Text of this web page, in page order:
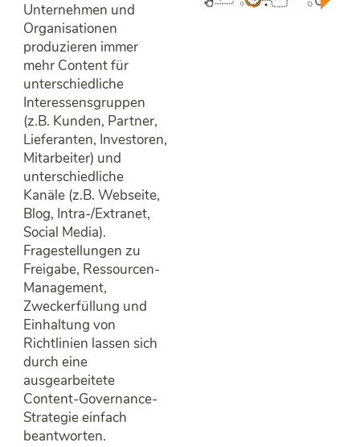
Unternehmen und
Organisationen
produzieren immer
mehr Content für
unterschiedliche
Interessensgruppen
(z.B. Kunden, Partner,
Lieferanten, Investoren,
Mitarbeiter) und
unterschiedliche
Kanäle (z.B. Webseite,
Blog, Intra-/Extranet,
Social Media).
Fragestellungen zu
Freigabe, Ressourcen-
Management,
Zweckerfüllung und
Einhaltung von
Richtlinien lassen sich
durch eine
ausgearbeitete
Content-Governance-
Strategie einfach
beantworten.